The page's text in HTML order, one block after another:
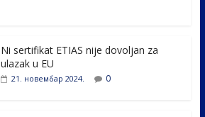
Ni sertifikat ETIAS nije dovoljan za
ulazak u EU
21. новембар 2024. 0